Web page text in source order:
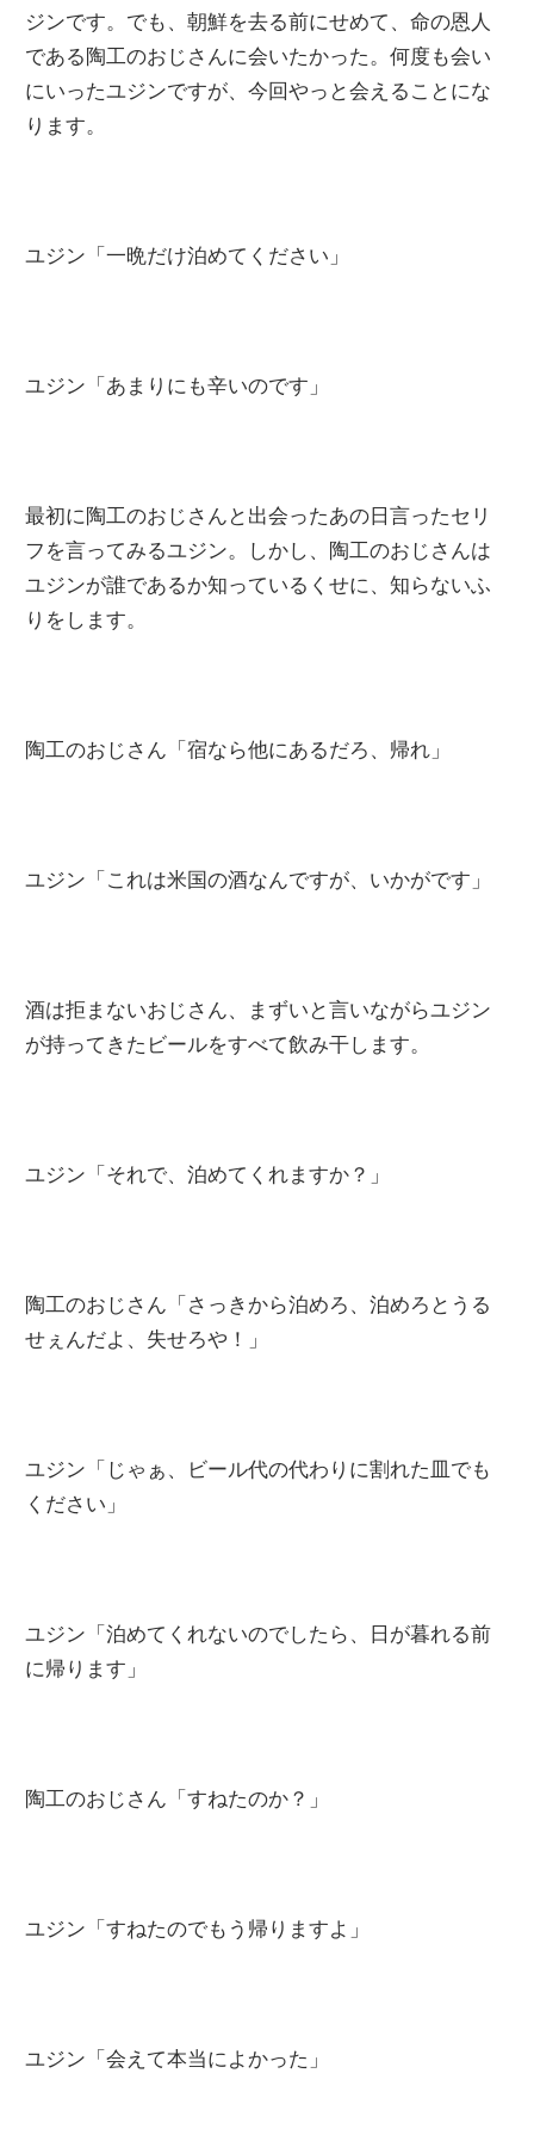
ジンです。でも、朝鮮を去る前にせめて、命の恩人
である陶工のおじさんに会いたかった。何度も会い
にいったユジンですが、今回やっと会えることにな
ります。
ユジン「一晩だけ泊めてください」
ユジン「あまりにも辛いのです」
最初に陶工のおじさんと出会ったあの日言ったセリ
フを言ってみるユジン。しかし、陶工のおじさんは
ユジンが誰であるか知っているくせに、知らないふ
りをします。
陶工のおじさん「宿なら他にあるだろ、帰れ」
ユジン「これは米国の酒なんですが、いかがです」
酒は拒まないおじさん、まずいと言いながらユジン
が持ってきたビールをすべて飲み干します。
ユジン「それで、泊めてくれますか？」
陶工のおじさん「さっきから泊めろ、泊めろとうる
せぇんだよ、失せろや！」
ユジン「じゃぁ、ビール代の代わりに割れた皿でも
ください」
ユジン「泊めてくれないのでしたら、日が暮れる前
に帰ります」
陶工のおじさん「すねたのか？」
ユジン「すねたのでもう帰りますよ」
ユジン「会えて本当によかった」